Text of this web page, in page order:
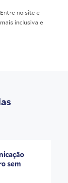
no site e
inclusiva e
sem